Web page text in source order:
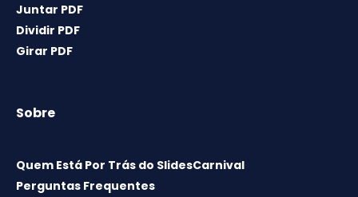
Juntar PDF
Dividir PDF
Girar PDF
Sobre
Quem Está Por Trás do SlidesCarnival
Perguntas Frequentes